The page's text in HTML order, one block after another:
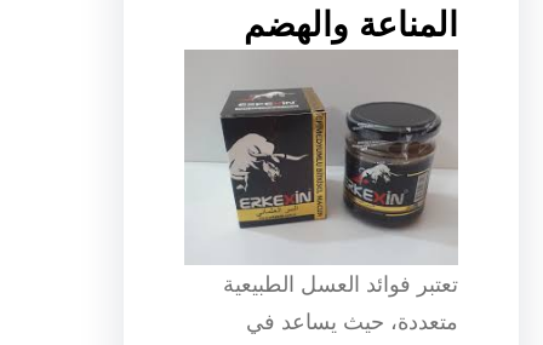
المناعة والهضم
تعتبر فوائد العسل الطبيعية
متعددة، حيث يساعد في